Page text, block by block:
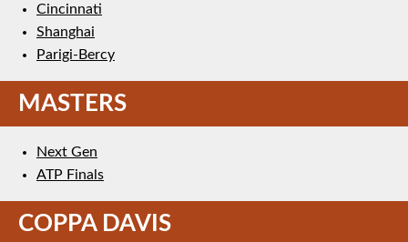
Cincinnati
Shanghai
Parigi-Bercy
MASTERS
Next Gen
ATP Finals
COPPA DAVIS